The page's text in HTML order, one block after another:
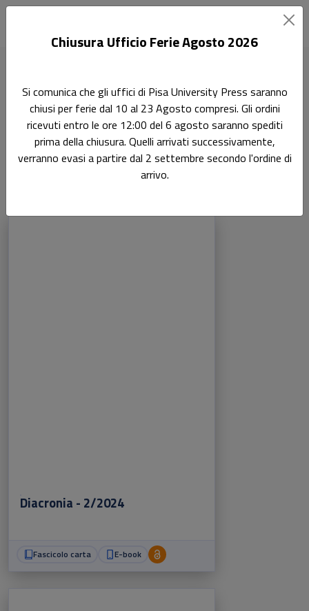
Filosofia del Diritto 12/GIUR-17
RicercaFilosofia del Diritto
12/GIUR-17
Diacronia - 2/2024
Fascicolo carta E-book
Chiusura Ufficio Ferie Agosto 2026
Si comunica che gli uffici di Pisa University Press saranno
chiusi per ferie dal 10 al 23 Agosto compresi. Gli ordini
ricevuti entro le ore 12:00 del 6 agosto saranno spediti
prima della chiusura. Quelli arrivati successivamente,
verranno evasi a partire dal 2 settembre secondo l'ordine di
arrivo.